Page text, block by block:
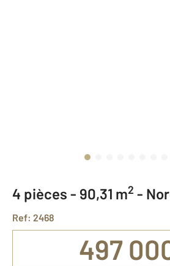
4 pièces - 90,31 m2 -
Ref: 2468
497